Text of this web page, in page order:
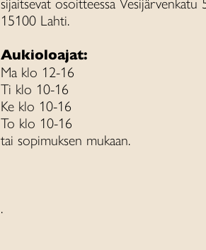
sijaitsevat osoitteessa Vesijärvenkatu
15100 Lahti.
Aukioloajat:
Ma klo 12-16
Ti klo 10-16
Ke klo 10-16
To klo 10-16
tai sopimuksen mukaan.
.